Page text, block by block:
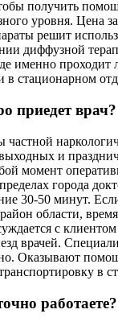
получить
уровня. Цена
решит
диффузной
именно
в стационарном
приедет врач?
частной
и
момент
города
30-50 минут.
области,
с
врачей.
Оказывают
в
работаете?